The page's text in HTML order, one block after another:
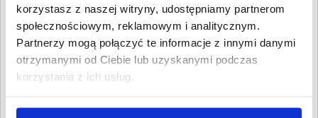
korzystasz z naszej witryny, udostępniamy partnerom
społecznościowym, reklamowym i analitycznym.
Partnerzy mogą połączyć te informacje z innymi danymi
otrzymanymi od Ciebie lub uzyskanymi podczas
korzystania z ich usług.
Numery
kontaktowe:
tel. (65) 525-94-03
(65) 525-94-00
Adresy email: boi@leszno.sr.gov.pl
Strona www: leszno.sr.gov.pl